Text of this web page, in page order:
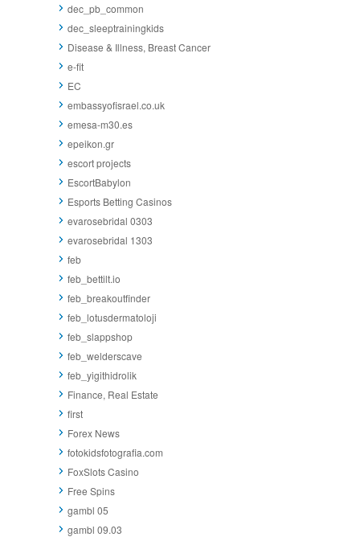
dec_pb_common
dec_sleeptrainingkids
Disease & Illness, Breast Cancer
e-fit
EC
embassyofisrael.co.uk
emesa-m30.es
epeikon.gr
escort projects
EscortBabylon
Esports Betting Casinos
evarosebridal 0303
evarosebridal 1303
feb
feb_bettilt.io
feb_breakoutfinder
feb_lotusdermatoloji
feb_slappshop
feb_welderscave
feb_yigithidrolik
Finance, Real Estate
first
Forex News
fotokidsfotografia.com
FoxSlots Casino
Free Spins
gambl 05
gambl 09.03